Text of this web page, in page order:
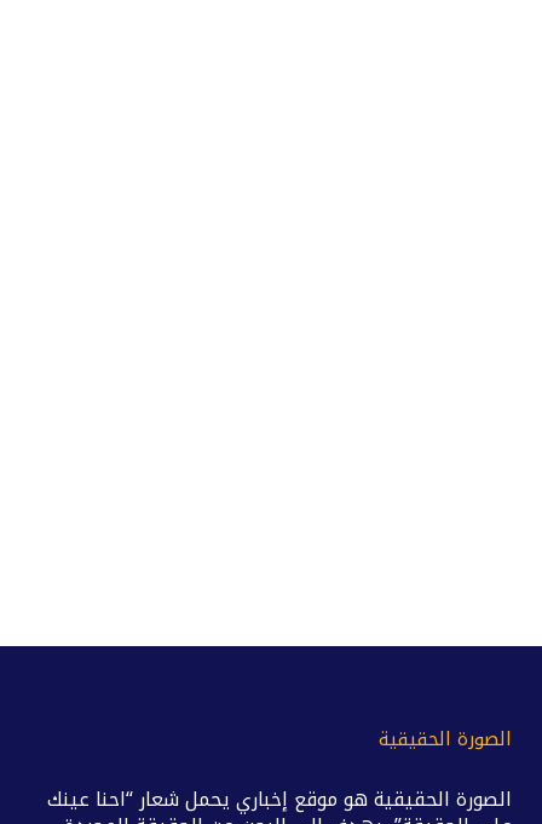
الصورة الحقيقية
الصورة الحقيقية هو موقع إخباري يحمل شعار “احنا عينك